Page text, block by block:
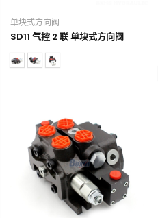
单块式方向阀
SD11 气控 2 联 单块式方向阀